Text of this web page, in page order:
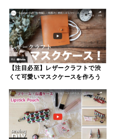
【注目必至】レザークラフトで渋
くて可愛いマスクケースを作ろう